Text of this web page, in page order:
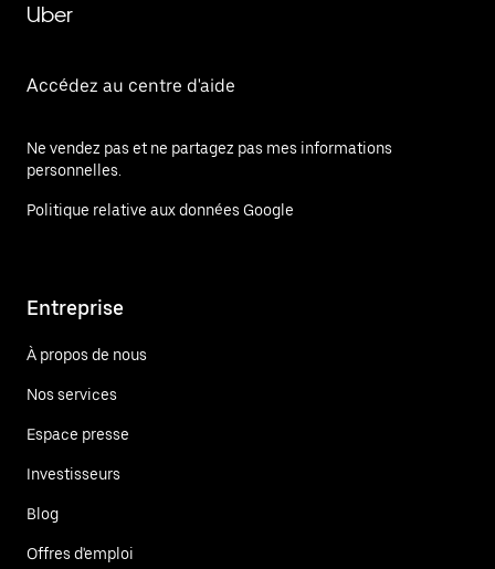
Uber
Accédez au centre d'aide
Ne vendez pas et ne partagez pas mes informations
personnelles.
Politique relative aux données Google
Entreprise
À propos de nous
Nos services
Espace presse
Investisseurs
Blog
Offres d'emploi